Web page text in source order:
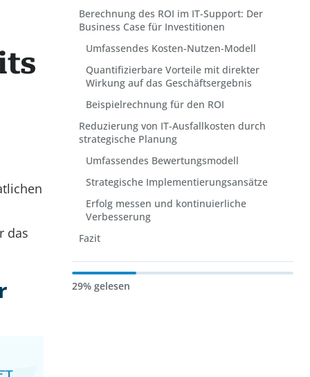
das
Berechnung des ROI im IT-Support: Der
Business Case für Investitionen
Umfassendes Kosten-Nutzen-Modell
Quantifizierbare Vorteile mit direkter
Wirkung auf das Geschäftsergebnis
Beispielrechnung für den ROI
Reduzierung von IT-Ausfallkosten durch
strategische Planung
Umfassendes Bewertungsmodell
Strategische Implementierungsansätze
Erfolg messen und kontinuierliche
Verbesserung
Fazit
29% gelesen